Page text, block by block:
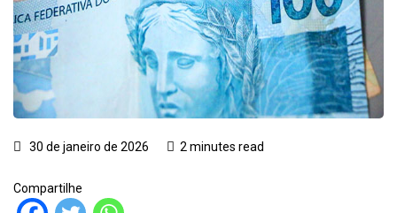
30 de janeiro de 2026 2 minutes read
Compartilhe